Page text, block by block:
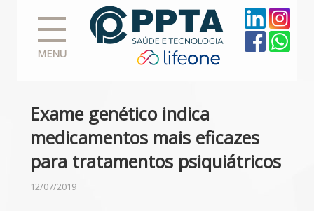
MENU
Exame genético indica
medicamentos mais eficazes
para tratamentos psiquiátricos
12/07/2019